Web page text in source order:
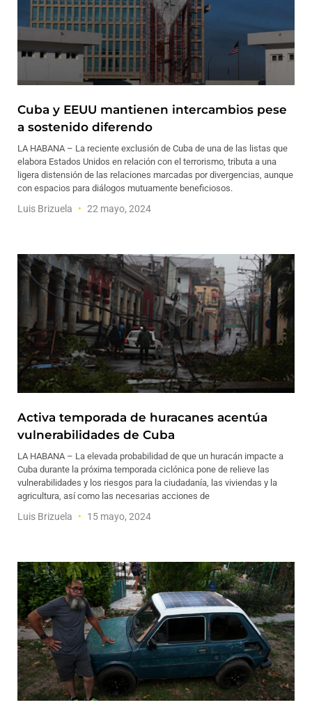
Cuba y EEUU mantienen intercambios pese
a sostenido diferendo
LA HABANA – La reciente exclusión de Cuba de una de las listas que
elabora Estados Unidos en relación con el terrorismo, tributa a una
ligera distensión de las relaciones marcadas por divergencias, aunque
con espacios para diálogos mutuamente beneficiosos.
Luis Brizuela 22 mayo, 2024
Activa temporada de huracanes acentúa
vulnerabilidades de Cuba
LA HABANA – La elevada probabilidad de que un huracán impacte a
Cuba durante la próxima temporada ciclónica pone de relieve las
vulnerabilidades y los riesgos para la ciudadanía, las viviendas y la
agricultura, así como las necesarias acciones de
Luis Brizuela 15 mayo, 2024